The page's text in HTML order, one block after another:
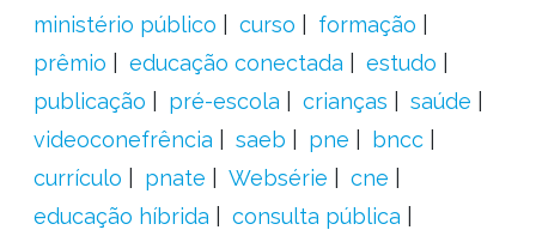
ministério público
curso
formação
prêmio
educação conectada
estudo
publicação
pré-escola crianças
saúde
videoconefrência
saeb pne
bncc
currículo
pnate Websérie
cne
educação híbrida
consulta pública